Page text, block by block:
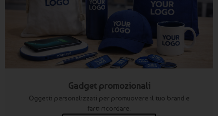
Gadget promozionali
Oggetti personalizzati per promuovere il tuo brand e
farti ricordare.